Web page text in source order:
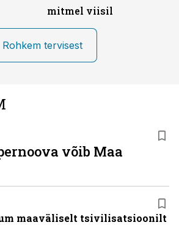
mitmel viisil
Rohkem tervisest
võib Maa
maaväliselt tsivilisatsioonilt